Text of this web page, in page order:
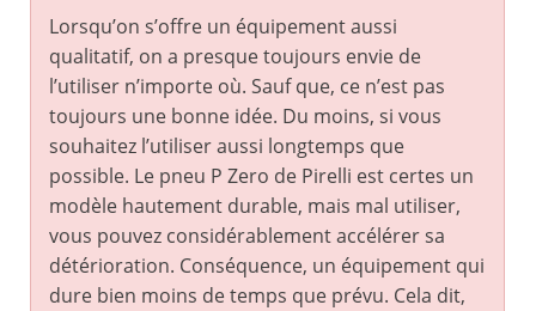
Lorsqu’on s’offre un équipement aussi
qualitatif, on a presque toujours envie de
l’utiliser n’importe où. Sauf que, ce n’est pas
toujours une bonne idée. Du moins, si vous
souhaitez l’utiliser aussi longtemps que
possible. Le pneu P Zero de Pirelli est certes un
modèle hautement durable, mais mal utiliser,
vous pouvez considérablement accélérer sa
détérioration. Conséquence, un équipement qui
dure bien moins de temps que prévu. Cela dit,